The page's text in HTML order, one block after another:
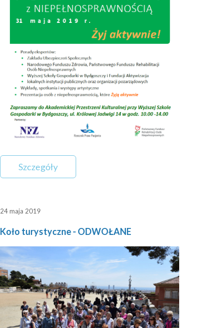
Szczegóły
24 maja 2019
Koło turystyczne - ODWOŁANE